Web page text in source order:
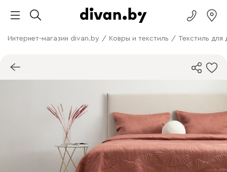
Интернет-магазин divan.by / Ковры и текстиль / Текстиль для